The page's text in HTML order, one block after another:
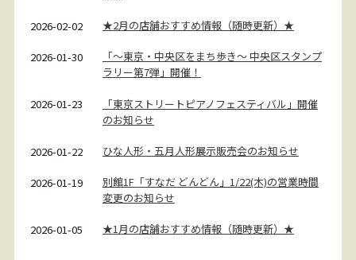
2026-02-02 ★2月の店舗おすすめ情報（随時更新）★
2026-01-30
「～東京・中央区をまち歩き～ 中央区スタンプ
ラリー第7弾」開催！
2026-01-23
「東京ストリートピアノフェスティバル」開催
のお知らせ
2026-01-22 ひな人形・五月人形展示販売会のお知らせ
2026-01-19
別館1F「すなだ どんどん」1/22(木)の営業時間
変更のお知らせ
2026-01-05 ★1月の店舗おすすめ情報（随時更新）★